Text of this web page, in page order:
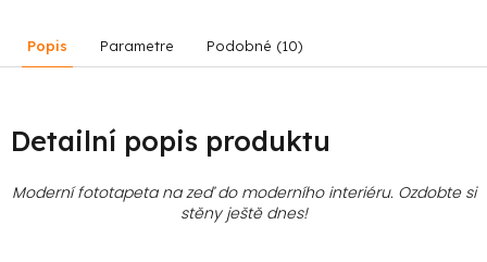
Popis Parametre Podobné (10)
Detailní popis produktu
Moderní fototapeta na zeď do moderního interiéru. Ozdobte si
stěny ještě dnes!